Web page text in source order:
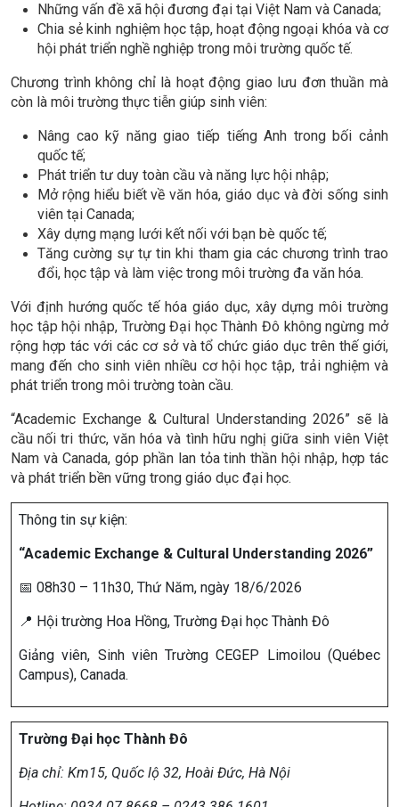
Những vấn đề xã hội đương đại tại Việt Nam và Canada;
Chia sẻ kinh nghiệm học tập, hoạt động ngoại khóa và cơ
hội phát triển nghề nghiệp trong môi trường quốc tế.
Chương trình không chỉ là hoạt động giao lưu đơn thuần mà
còn là môi trường thực tiễn giúp sinh viên:
Nâng cao kỹ năng giao tiếp tiếng Anh trong bối cảnh
quốc tế;
Phát triển tư duy toàn cầu và năng lực hội nhập;
Mở rộng hiểu biết về văn hóa, giáo dục và đời sống sinh
viên tại Canada;
Xây dựng mạng lưới kết nối với bạn bè quốc tế;
Tăng cường sự tự tin khi tham gia các chương trình trao
đổi, học tập và làm việc trong môi trường đa văn hóa.
Với định hướng quốc tế hóa giáo dục, xây dựng môi trường
học tập hội nhập, Trường Đại học Thành Đô không ngừng mở
rộng hợp tác với các cơ sở và tổ chức giáo dục trên thế giới,
mang đến cho sinh viên nhiều cơ hội học tập, trải nghiệm và
phát triển trong môi trường toàn cầu.
“Academic Exchange & Cultural Understanding 2026” sẽ là
cầu nối tri thức, văn hóa và tình hữu nghị giữa sinh viên Việt
Nam và Canada, góp phần lan tỏa tinh thần hội nhập, hợp tác
và phát triển bền vững trong giáo dục đại học.
Thông tin sự kiện:
“Academic Exchange & Cultural Understanding 2026”
📅 08h30 – 11h30, Thứ Năm, ngày 18/6/2026
📍 Hội trường Hoa Hồng, Trường Đại học Thành Đô
Giảng viên, Sinh viên Trường CEGEP Limoilou (Québec
Campus), Canada.
Trường Đại học Thành Đô
Địa chỉ: Km15, Quốc lộ 32, Hoài Đức, Hà Nội